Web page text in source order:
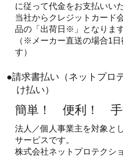
に従って代金をお支払いい
当社からクレジットカード
品の「出荷日※」となります
（※メーカー直送の場合1
す）
●請求書払い（ネットプロ
け払い）
簡単！ 便利！ 手
法人／個人事業主を対象と
サービスです。
株式会社ネットプロテクシ